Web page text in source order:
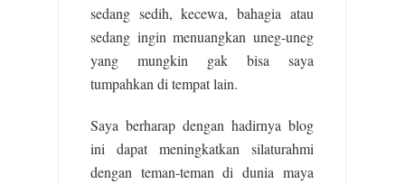
sedang sedih, kecewa, bahagia atau
sedang ingin menuangkan uneg-uneg
yang mungkin gak bisa saya
tumpahkan di tempat lain.
Saya berharap dengan hadirnya blog
ini dapat meningkatkan silaturahmi
dengan teman-teman di dunia maya